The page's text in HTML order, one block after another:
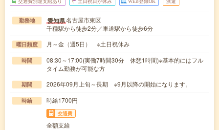
勤務地 愛知県名古屋市東区
千種駅から徒歩2分／車道駅から徒歩6分
曜日頻度 月～金（週5日） ※土日祝休み
時間
08:30～17:00(実働7時間30分 休憩1時間)※基本的にはフル
タイム勤務が可能な方
期間 2026年09月上旬～長期 ※9月以降の開始になります。
時給 時給1700円
交通費
全額支給